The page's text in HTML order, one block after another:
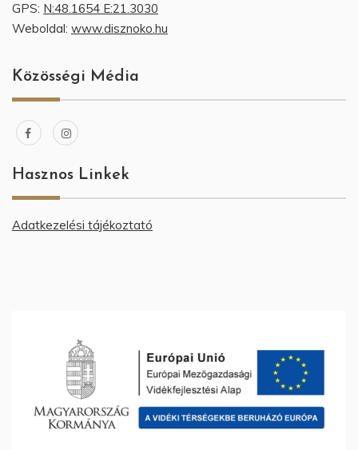
GPS: N:48.1654 E:21.3030
Weboldal: www.disznoko.hu
Közösségi Média
Hasznos Linkek
Adatkezelési tájékoztató